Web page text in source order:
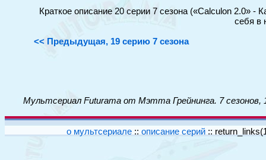
Краткое описание 20 серии 7 сезона («Calculon 2.0» -
себя в
<< Предыдущая, 19 серию 7 сезона
Мультсериал Futurama от Мэтта Грейнинга. 7
о мультсериале :: описание серий ::